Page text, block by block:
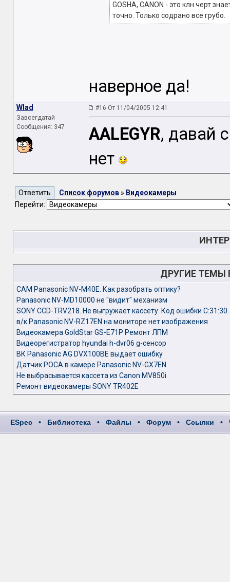
GOSHA, CANON - это клн черт
точно. Только содрано все грубо.
наверное да!
Wlad
Завсегдатай
Сообщения: 347
#16 От 11/04/2005 12:41
AALEGYR, давай
нет
Список форумов» Видеокамеры
Перейти:
ДРУГИЕ ТЕМЫ
CAM Panasonic NV-M40E. Как разобрать оптику?
Panasonic NV-MD10000 не "видит" механизм
SONY CCD-TRV218. Не выгружает кассету. Код ошибки С:31:30.
в/к Panasonic NV-RZ17EN на мониторе нет изображения
Видеокамера GoldStar GS-E71P Ремонт ЛПМ
Видеорегистратор hyundai h-dvr06 g-сенсор
ВК Panasonic AG DVX100BE выдает ошибку
Датчик РОСА в камере Panasonic NV-GX7EN
Не выбрасывается кассета из Canon MV850i
Ремонт видеокамеры SONY TR402E
ESpec • Библиотека • Файлы • Форум • Ссылки •